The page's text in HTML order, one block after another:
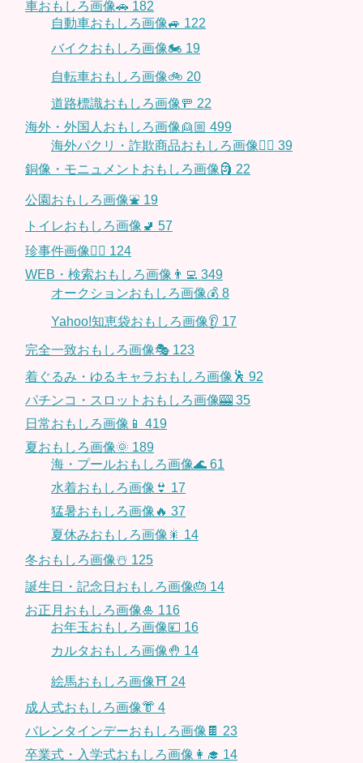
車おもしろ画像🚗 182
自動車おもしろ画像🚙 122
バイクおもしろ画像🏍 19
自転車おもしろ画像🚲 20
道路標識おもしろ画像🚥 22
海外・外国人おもしろ画像👱🏼 499
海外パクリ・詐欺商品おもしろ画像🙅‍♀️ 39
銅像・モニュメントおもしろ画像🗿 22
公園おもしろ画像⛲️ 19
トイレおもしろ画像🚽 57
珍事件画像👮‍♂️ 124
WEB・検索おもしろ画像👨‍💻 349
オークションおもしろ画像💰 8
Yahoo!知恵袋おもしろ画像👂 17
完全一致おもしろ画像🎭 123
着ぐるみ・ゆるキャラおもしろ画像🕺 92
パチンコ・スロットおもしろ画像🎰 35
日常おもしろ画像📱 419
夏おもしろ画像🌞 189
海・プールおもしろ画像🌊 61
水着おもしろ画像👙 17
猛暑おもしろ画像🔥 37
夏休みおもしろ画像🎇 14
冬おもしろ画像☃️ 125
誕生日・記念日おもしろ画像🎂 14
お正月おもしろ画像🎍 116
お年玉おもしろ画像💴 16
カルタおもしろ画像🤚 14
絵馬おもしろ画像⛩ 24
成人式おもしろ画像👘 4
バレンタインデーおもしろ画像🍫 23
卒業式・入学式おもしろ画像👩‍🎓 14